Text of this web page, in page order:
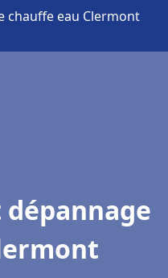
chauffe eau Clermont